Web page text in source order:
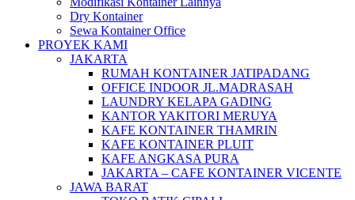
Dry Kontainer
Sewa Kontainer Office
PROYEK KAMI
JAKARTA
RUMAH KONTAINER JATIPADANG
OFFICE INDOOR JL.MADRASAH
LAUNDRY KELAPA GADING
KANTOR YAKITORI MERUYA
KAFE KONTAINER THAMRIN
KAFE KONTAINER PLUIT
KAFE ANGKASA PURA
JAKARTA – CAFE KONTAINER VICENTE
JAWA BARAT